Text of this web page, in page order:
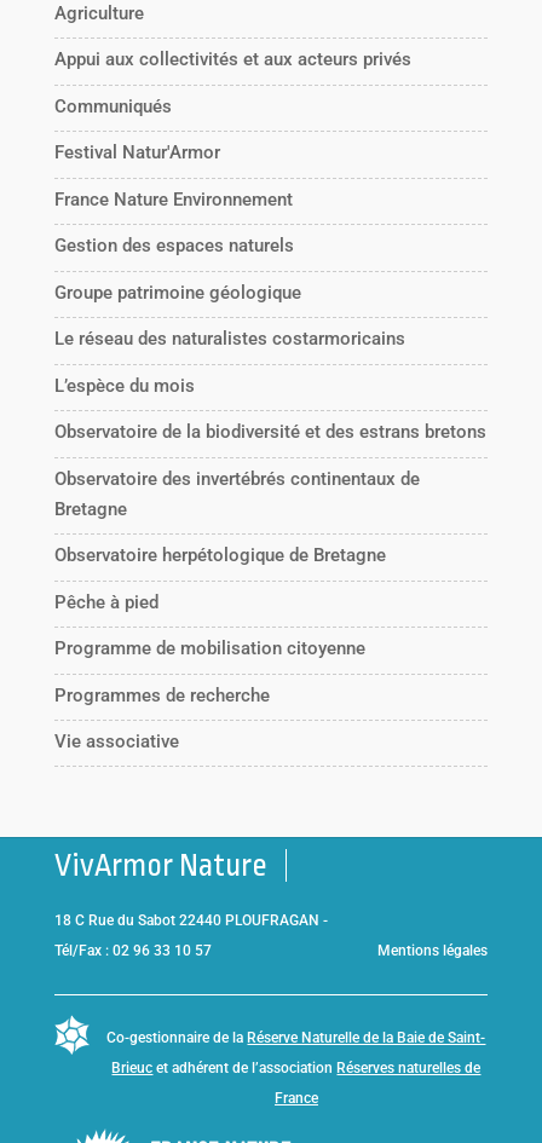
Agriculture
Appui aux collectivités et aux acteurs privés
Communiqués
Festival Natur'Armor
France Nature Environnement
Gestion des espaces naturels
Groupe patrimoine géologique
Le réseau des naturalistes costarmoricains
L’espèce du mois
Observatoire de la biodiversité et des estrans bretons
Observatoire des invertébrés continentaux de
Bretagne
Observatoire herpétologique de Bretagne
Pêche à pied
Programme de mobilisation citoyenne
Programmes de recherche
Vie associative
VivArmor Nature
18 C Rue du Sabot 22440 PLOUFRAGAN -
Tél/Fax : 02 96 33 10 57
Mentions légales
Co-gestionnaire de la Réserve Naturelle de la Baie de Saint-
Brieuc et adhérent de l’association Réserves naturelles de
France